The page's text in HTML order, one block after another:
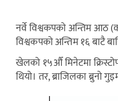
नर्वे विश्वकपको अन्तिम आठ
विश्वकपको अन्तिम १६ बाटै
खेलको १५औँ मिनेटमा
थियो। तर, ब्राजिलका ब्रुनो